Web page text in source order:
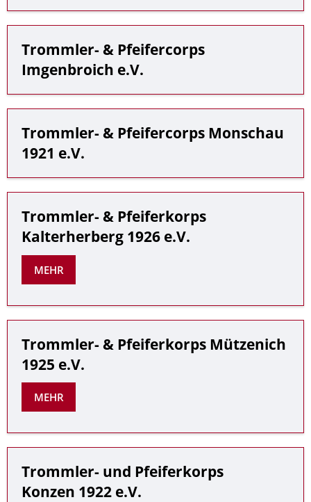
Trommler- & Pfeifercorps
Imgenbroich e.V.
Trommler- & Pfeifercorps Monschau
1921 e.V.
Trommler- & Pfeiferkorps
Kalterherberg 1926 e.V.
MEHR
Trommler- & Pfeiferkorps Mützenich
1925 e.V.
MEHR
Trommler- und Pfeiferkorps
Konzen 1922 e.V.